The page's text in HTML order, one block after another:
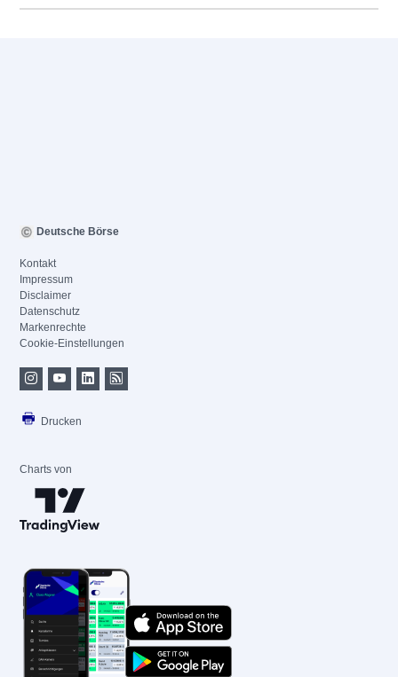
Deutsche Börse
Kontakt
Impressum
Disclaimer
Datenschutz
Markenrechte
Cookie-Einstellungen
Drucken
Charts von